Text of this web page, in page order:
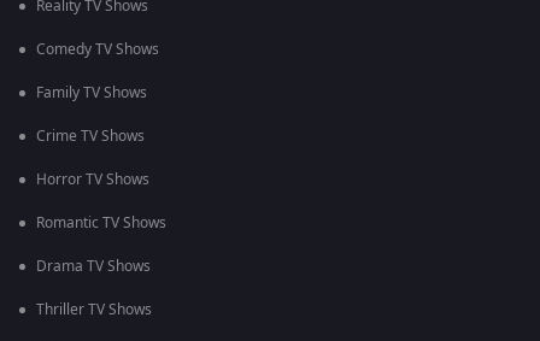
Reality TV Shows
Comedy TV Shows
Family TV Shows
Crime TV Shows
Horror TV Shows
Romantic TV Shows
Drama TV Shows
Thriller TV Shows